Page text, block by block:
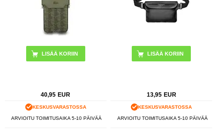
40,95 EUR
KESKUSVARASTOSSA
ARVIOITU TOIMITUSAIKA 5-10 PÄIVÄÄ
LISÄÄ KORIIN
13,95 EUR
KESKUSVARASTOSSA
ARVIOITU TOIMITUSAIKA 5-10 PÄIVÄÄ